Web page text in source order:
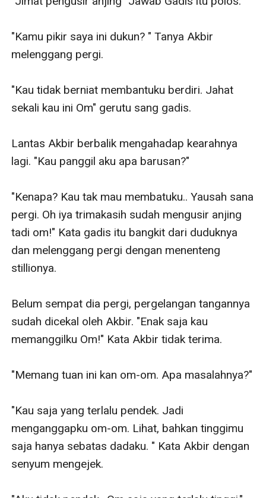
"Kamu pikir saya ini dukun? " Tanya Akbir
melenggang pergi.
"Kau tidak berniat membantuku berdiri. Jahat
sekali kau ini Om" gerutu sang gadis.
Lantas Akbir berbalik mengahadap kearahnya
lagi. "Kau panggil aku apa barusan?"
"Kenapa? Kau tak mau membatuku.. Yausah sana
pergi. Oh iya trimakasih sudah mengusir anjing
tadi om!" Kata gadis itu bangkit dari duduknya
dan melenggang pergi dengan menenteng
stillionya.
Belum sempat dia pergi, pergelangan tangannya
sudah dicekal oleh Akbir. "Enak saja kau
memanggilku Om!" Kata Akbir tidak terima.
"Memang tuan ini kan om-om. Apa masalahnya?"
"Kau saja yang terlalu pendek. Jadi
menganggapku om-om. Lihat, bahkan tinggimu
saja hanya sebatas dadaku. " Kata Akbir dengan
senyum mengejek.